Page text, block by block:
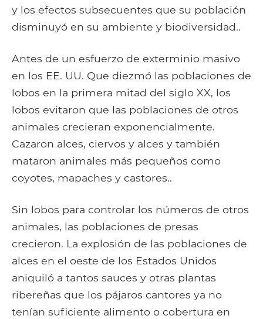
y los efectos subsecuentes que su población
disminuyó en su ambiente y biodiversidad..
Antes de un esfuerzo de exterminio masivo
en los EE. UU. Que diezmó las poblaciones de
lobos en la primera mitad del siglo XX, los
lobos evitaron que las poblaciones de otros
animales crecieran exponencialmente.
Cazaron alces, ciervos y alces y también
mataron animales más pequeños como
coyotes, mapaches y castores..
Sin lobos para controlar los números de otros
animales, las poblaciones de presas
crecieron. La explosión de las poblaciones de
alces en el oeste de los Estados Unidos
aniquiló a tantos sauces y otras plantas
ribereñas que los pájaros cantores ya no
tenían suficiente alimento o cobertura en